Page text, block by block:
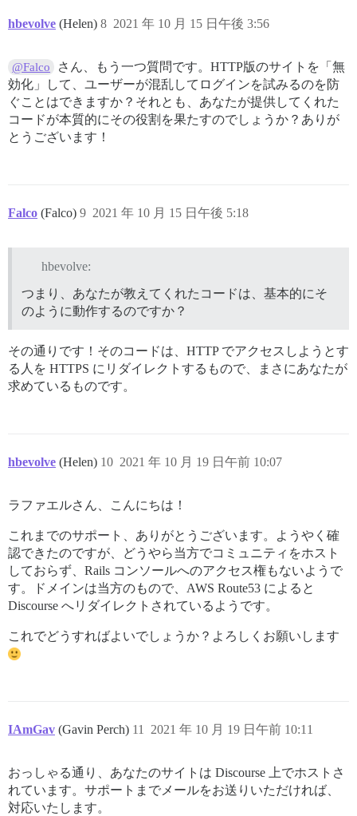
hbevolve (Helen) 2021 年 10 月 15 日午後 3:56
8
@Falco
さん、もう一つ質問です。HTTP版のサイトを「無
効化」して、ユーザーが混乱してログインを試みるのを防
ぐことはできますか？それとも、あなたが提供してくれた
コードが本質的にその役割を果たすのでしょうか？ありが
とうございます！
Falco (Falco) 2021 年 10 月 15 日午後 5:18
9
hbevolve:
つまり、あなたが教えてくれたコードは、基本的にそ
のように動作するのですか？
その通りです！そのコードは、HTTP でアクセスしようとす
る人を HTTPS にリダイレクトするもので、まさにあなたが
求めているものです。
hbevolve (Helen) 2021 年 10 月 19 日午前 10:07
10
ラファエルさん、こんにちは！
これまでのサポート、ありがとうございます。ようやく確
認できたのですが、どうやら当方でコミュニティをホスト
しておらず、Rails コンソールへのアクセス権もないようで
す。ドメインは当方のもので、AWS Route53 によると
Discourse へリダイレクトされているようです。
これでどうすればよいでしょうか？よろしくお願いします
IAmGav (Gavin Perch) 2021 年 10 月 19 日午前 10:11
11
おっしゃる通り、あなたのサイトは Discourse 上でホストさ
れています。サポートまでメールをお送りいただければ、
対応いたします。